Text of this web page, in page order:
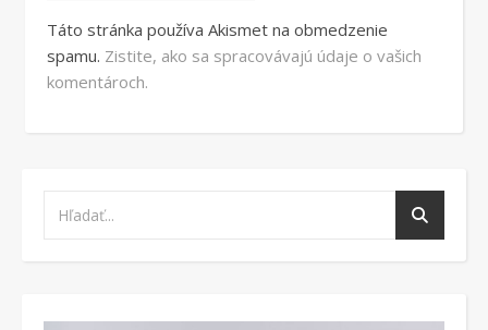
Táto stránka používa Akismet na obmedzenie
spamu. Zistite, ako sa spracovávajú údaje o vašich
komentároch.